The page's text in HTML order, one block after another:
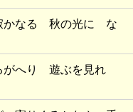
かなる 秋の光に な
へり 遊ぶを見れ